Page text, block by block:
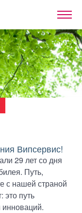
Випсервис!
29 лет со дня
Путь,
с нашей страной
это путь
инноваций.